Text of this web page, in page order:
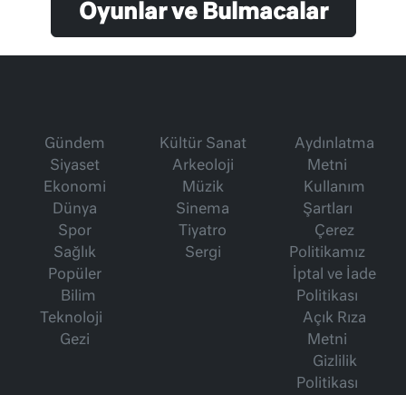
Oyunlar ve Bulmacalar
Gündem
Siyaset
Ekonomi
Dünya
Spor
Sağlık
Popüler
Bilim
Teknoloji
Gezi
Kültür Sanat
Arkeoloji
Müzik
Sinema
Tiyatro
Sergi
Aydınlatma
Metni
Kullanım
Şartları
Çerez
Politikamız
İptal ve İade
Politikası
Açık Rıza
Metni
Gizlilik
Politikası